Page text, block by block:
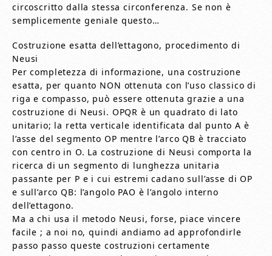
circoscritto dalla stessa circonferenza. Se non è
semplicemente geniale questo…
Costruzione esatta dell’ettagono, procedimento di
Neusi
Per completezza di informazione, una costruzione
esatta, per quanto NON ottenuta con l’uso classico di
riga e compasso, può essere ottenuta grazie a una
costruzione di Neusi. OPQR è un quadrato di lato
unitario; la retta verticale identificata dal punto A è
l’asse del segmento OP mentre l’arco QB è tracciato
con centro in O. La costruzione di Neusi comporta la
ricerca di un segmento di lunghezza unitaria
passante per P e i cui estremi cadano sull’asse di OP
e sull’arco QB: l’angolo PAO è l’angolo interno
dell’ettagono.
Ma a chi usa il metodo Neusi, forse, piace vincere
facile ; a noi no, quindi andiamo ad approfondirle
passo passo queste costruzioni certamente